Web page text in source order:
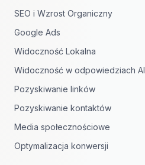
SEO i Wzrost Organiczny
Google Ads
Widoczność Lokalna
Widoczność w odpowiedziach AI
Pozyskiwanie linków
Pozyskiwanie kontaktów
Media społecznościowe
Optymalizacja konwersji